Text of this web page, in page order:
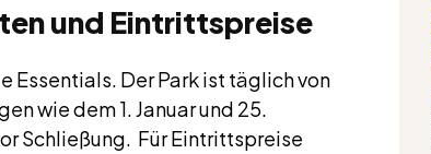
und Eintrittspreise
Essentials. Der Park ist täglich von
wie dem 1. Januar und 25.
Schließung. Für Eintrittspreise